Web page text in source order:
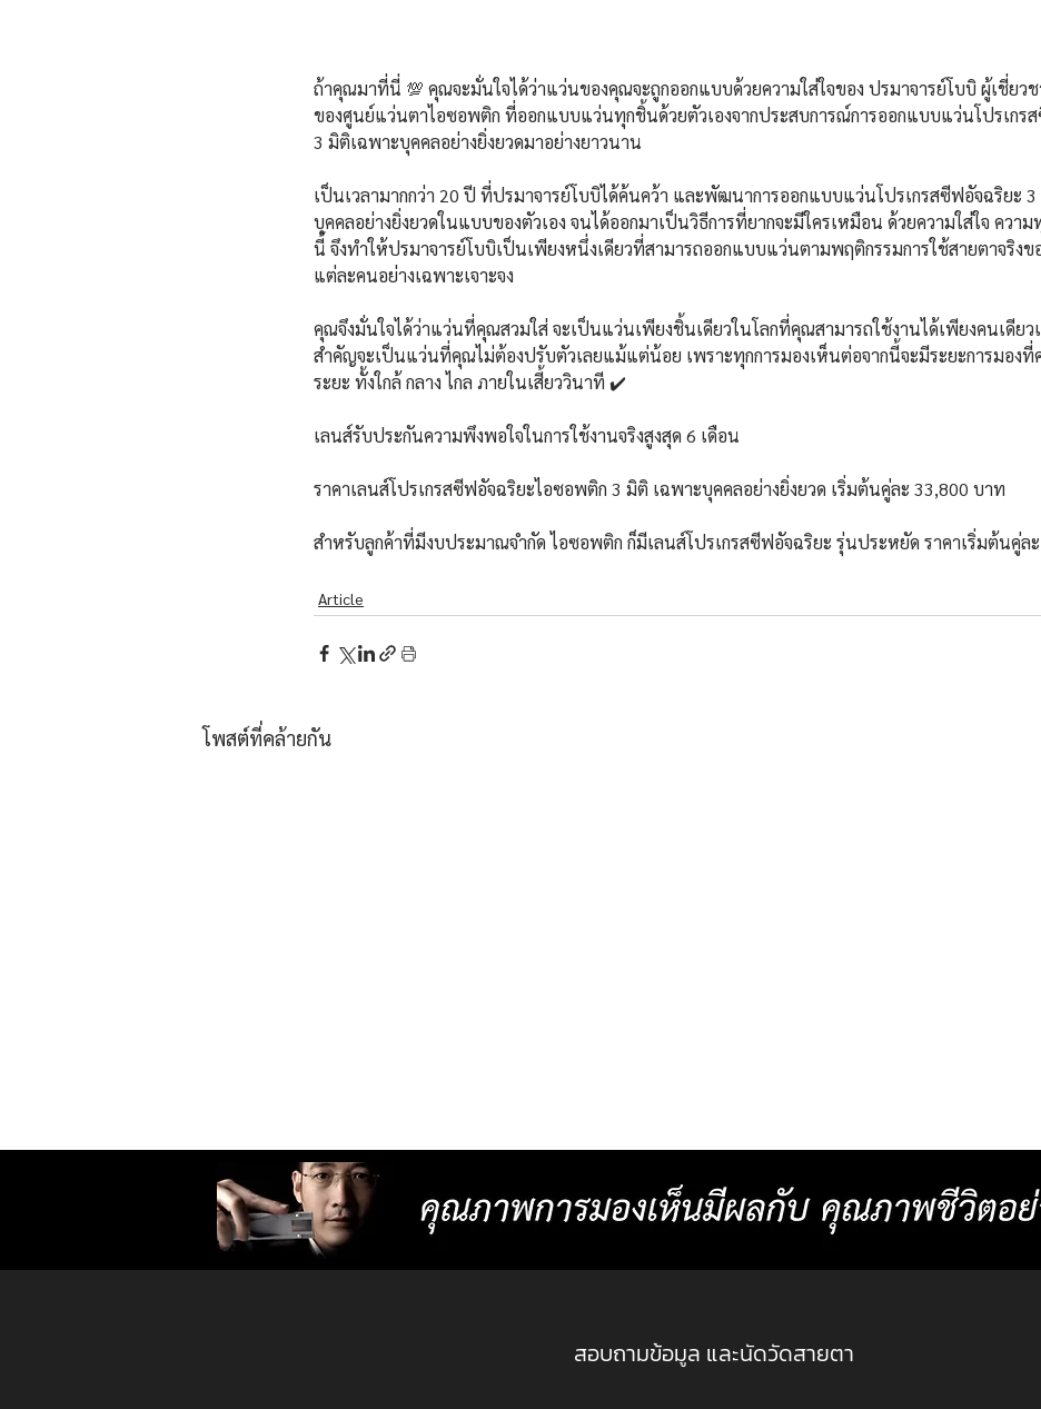
ถ้าคุณมาที่นี่ 💯 คุณจะมั่นใจได้ว่าแว่นของคุณจะถูกออกแบบด้วยความใส่ใจของ ปรมาจารย์โบบิ ผู้เชี่ยว
ของศูนย์แว่นตาไอซอพติก ที่ออกแบบแว่นทุกชิ้นด้วยตัวเองจากประสบการณ์การออกแบบแว่นโปรเกร
3 มิติเฉพาะบุคคลอย่างยิ่งยวดมาอย่างยาวนาน
เป็นเวลามากกว่า 20 ปี ที่ปรมาจารย์โบบิได้ค้นคว้า และพัฒนาการออกแบบแว่นโปรเกรสซีฟอัจฉริยะ
บุคคลอย่างยิ่งยวดในแบบของตัวเอง จนได้ออกมาเป็นวิธีการที่ยากจะมีใครเหมือน ด้วยความใส่ใจ ควา
นี้ จึงทำให้ปรมาจารย์โบบิเป็นเพียงหนึ่งเดียวที่สามารถออกแบบแว่นตามพฤติกรรมการใช้สายตาจริงข
แต่ละคนอย่างเฉพาะเจาะจง
คุณจึงมั่นใจได้ว่าแว่นที่คุณสวมใส่ จะเป็นแว่นเพียงชิ้นเดียวในโลกที่คุณสามารถใช้งานได้เพียงคนเดีย
สำคัญจะเป็นแว่นที่คุณไม่ต้องปรับตัวเลยแม้แต่น้อย เพราะทุกการมองเห็นต่อจากนี้จะมีระยะการมอง
ระยะ ทั้งใกล้ กลาง ไกล ภายในเสี้ยววินาที ✔️
เลนส์รับประกันความพึงพอใจในการใช้งานจริงสูงสุด 6 เดือน
ราคาเลนส์โปรเกรสซีฟอัจฉริยะไอซอพติก 3 มิติ เฉพาะบุคคลอย่างยิ่งยวด เริ่มต้นคู่ละ 33,800 บาท
สำหรับลูกค้าที่มีงบประมาณจำกัด ไอซอพติก ก็มีเลนส์โปรเกรสซีฟอัจฉริยะ รุ่นประหยัด ราคาเริ่มต้นคู่ล
Article
โพสต์ที่คล้ายกัน
มองอะไรก็ชัดสบายตาไม่ต้อง
“ แว่นตาที่ดีที่สุด และเหมาะสม
ตัวไม่เหมือนใคร
การมองเ
สอบถามข้อมูล และนัดวัดสายตา